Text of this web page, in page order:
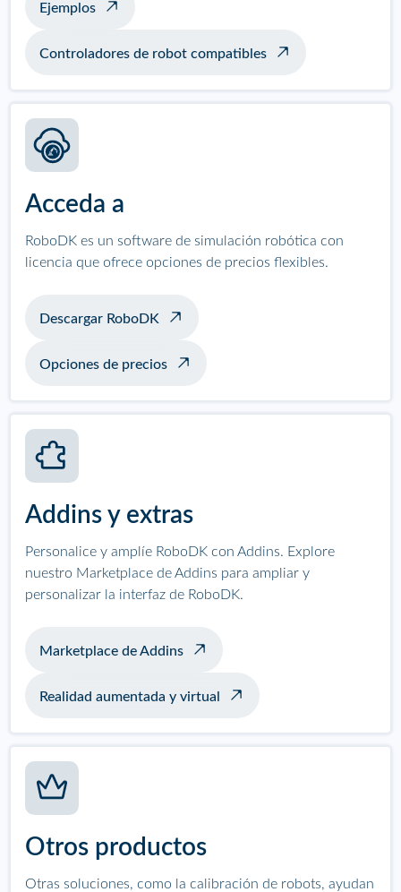
Ejemplos
Controladores de robot compatibles
Acceda a
RoboDK es un software de simulación robótica con
licencia que ofrece opciones de precios flexibles.
Descargar RoboDK
Opciones de precios
Addins y extras
Personalice y amplíe RoboDK con Addins. Explore
nuestro Marketplace de Addins para ampliar y
personalizar la interfaz de RoboDK.
Marketplace de Addins
Realidad aumentada y virtual
Otros productos
Otras soluciones, como la calibración de robots, ayudan